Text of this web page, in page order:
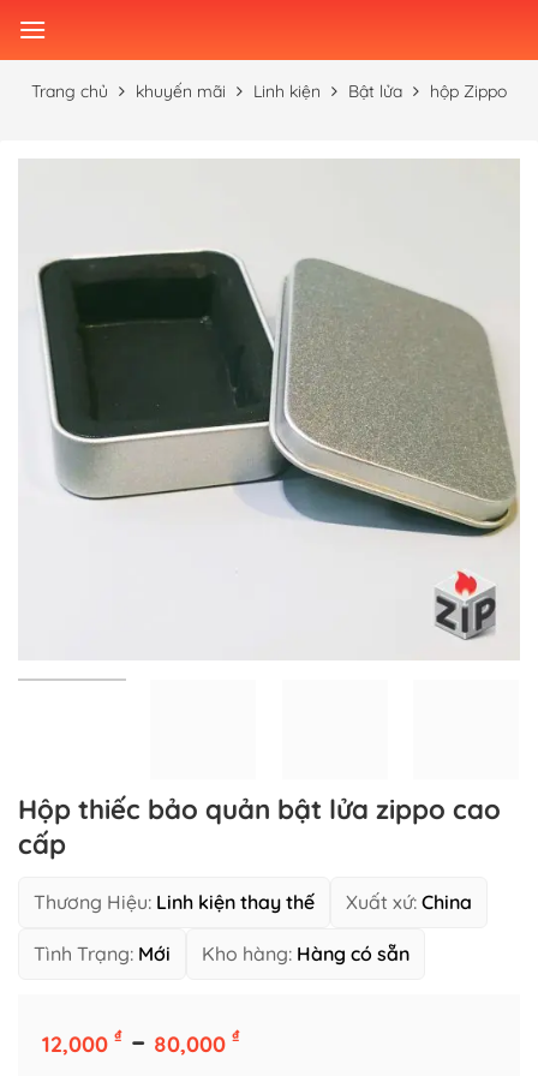
Trang chủ khuyến mãi Linh kiện Bật lửa hộp Zippo
Hộp thiếc bảo quản bật lửa zippo cao
cấp
Thương Hiệu: Linh kiện thay thế Xuất xứ: China
Tình Trạng: Mới Kho hàng: Hàng có sẵn
12,000 ₫ – 80,000 ₫Khoảng
Màu sắc